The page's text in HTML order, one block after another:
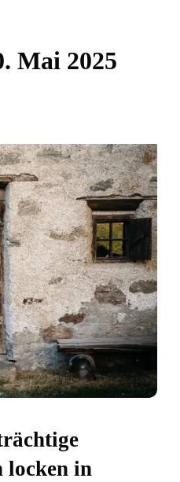
. Mai 2025
locken in